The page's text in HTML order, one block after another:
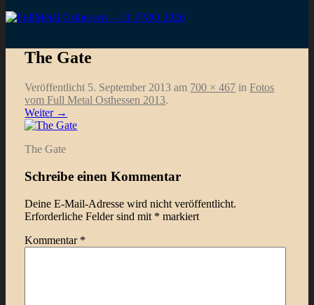
The Gate
Veröffentlicht 5. September 2013 am 700 × 467 inFotos
vom Full Metal Osthessen 2013.
Weiter →
The Gate
Schreibe einen Kommentar
Deine E-Mail-Adresse wird nicht veröffentlicht.
Erforderliche Felder sind mit * markiert
Kommentar *